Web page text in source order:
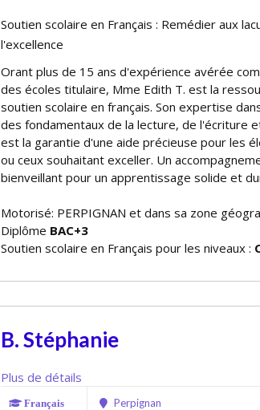
Soutien scolaire en Français : Remédier aux
l'excellence
Offrant plus de 15 ans d'expérience avérée
des écoles titulaire, Mme Edith T. est la
soutien scolaire en français. Son expertise
des fondamentaux de la lecture, de l'écriture
est la garantie d'une aide précieuse pour les
ou ceux souhaitant exceller. Un
bienveillant pour un apprentissage solide et
Motorisé: PERPIGNAN et dans sa zone
Diplôme BAC+3
Soutien scolaire en Français pour les niveaux :
B. Stéphanie
Plus de détails
Français Perpignan